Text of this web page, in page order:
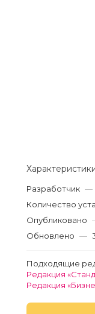
Разработчик —
Количество
Опубликовано
Обновлено —
Подходящие
Редакция
Редакция